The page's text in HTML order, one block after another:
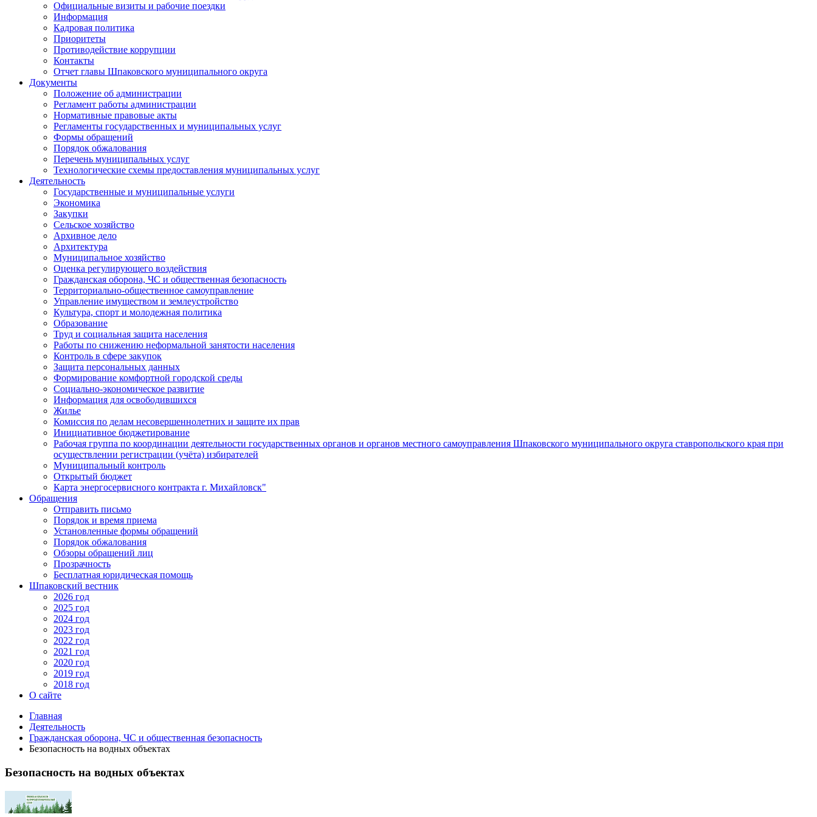
Официальные визиты и рабочие поездки
Информация
Кадровая политика
Приоритеты
Противодействие коррупции
Контакты
Отчет главы Шпаковского муниципального округа
Документы
Положение об администрации
Регламент работы администрации
Нормативные правовые акты
Регламенты государственных и муниципальных услуг
Формы обращений
Порядок обжалования
Перечень муниципальных услуг
Технологические схемы предоставления муниципальных услуг
Деятельность
Государственные и муниципальные услуги
Экономика
Закупки
Сельское хозяйство
Архивное дело
Архитектура
Муниципальное хозяйство
Оценка регулирующего воздействия
Гражданская оборона, ЧС и общественная безопасность
Территориально-общественное самоуправление
Управление имуществом и землеустройство
Культура, спорт и молодежная политика
Образование
Труд и социальная защита населения
Работы по снижению неформальной занятости населения
Контроль в сфере закупок
Защита персональных данных
Формирование комфортной городской среды
Социально-экономическое развитие
Информация для освободившихся
Жилье
Комиссия по делам несовершеннолетних и защите их прав
Инициативное бюджетирование
Рабочая группа по координации деятельности государственных органов и органов местного самоуправления Шпаковского муниципального округа ставропольского края при
осуществлении регистрации (учёта) избирателей
Муниципальный контроль
Открытый бюджет
Карта энергосервисного контракта г. Михайловск"
Обращения
Отправить письмо
Порядок и время приема
Установленные формы обращений
Порядок обжалования
Обзоры обращений лиц
Прозрачность
Бесплатная юридическая помощь
Шпаковский вестник
2026 год
2025 год
2024 год
2023 год
2022 год
2021 год
2020 год
2019 год
2018 год
О сайте
Главная
Деятельность
Гражданская оборона, ЧС и общественная безопасность
Безопасность на водных объектах
Безопасность на водных объектах